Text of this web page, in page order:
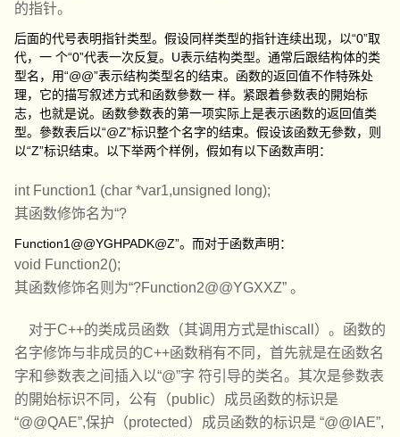
的指针。
后面的代号表明指针类型。假设同样类型的指针连续出现，以“0”取
代，一 个“0”代表一次反复。U表示结构类型。通常后跟结构体的类
型名，用“@@”表示结构类型名的结束。函数的返回值不作特殊处
理，它的描写叙述方式和函数參数一 样。紧跟着參数表的開始标
志，也就是说。函数參数表的第一项实际上是表示函数的返回值类
型。參数表后以“@Z”标识整个名字的结束。假设该函数无參数，则
以“Z”标识结束。以下举两个样例，假如有以下函数声明：
int Function1 (char *var1,unsigned long);
其函数修饰名为“?
Function1@@YGHPADK@Z”。而对于函数声明：
void Function2();
其函数修饰名则为“?Function2@@YGXXZ” 。
对于C++的类成员函数（其调用方式是thiscall）。函数的
名字修饰与非成员的C++函数稍有不同，首先就是在函数名
字和參数表之间插入以“@”字 符引导的类名。其次是參数表
的開始标识不同，公有（public）成员函数的标识是
“@@QAE”,保护（protected）成员函数的标识是 “@@IAE”,